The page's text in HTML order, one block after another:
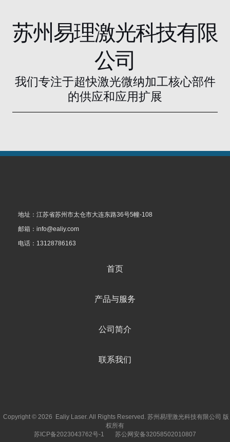
苏州易理激光科技有限
公司
我们专注于超快激光微纳加工核心部件
的供应和应用扩展
地址：江苏省苏州市太仓市大连东路36号5幢-108
邮箱：info@ealiy.com
电话：13128786163
首页
产品与服务
公司简介
联系我们
Copyright © 2026 Ealiy Laser. All Rights Reserved. 苏州易理激光科技有限公司 版
权所有
苏ICP备2023043762号-1
苏公网安备32058502010807